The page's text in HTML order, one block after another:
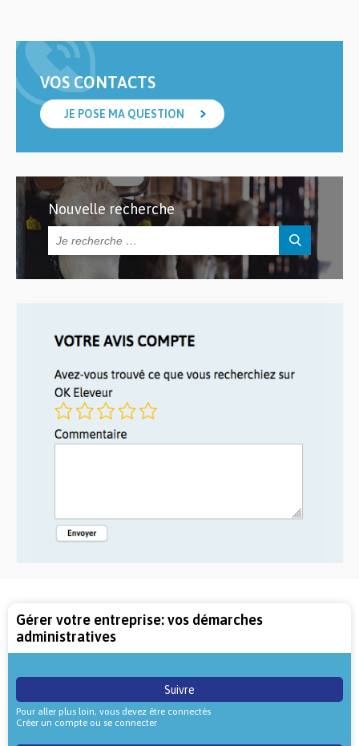
VOS CONTACTS
JE POSE MA QUESTION
Nouvelle recherche
Gérer votre entreprise: vos démarches
administratives
Suivre
Pour aller plus loin, vous devez être connectés
Créer un compte ou se connecter